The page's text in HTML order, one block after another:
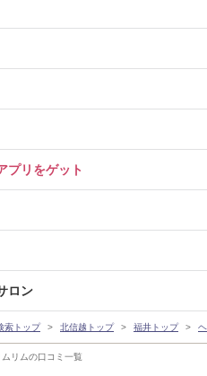
リムの口コミ一覧
リをゲット
ロン
索トップ 北信越トップ 福井トップ